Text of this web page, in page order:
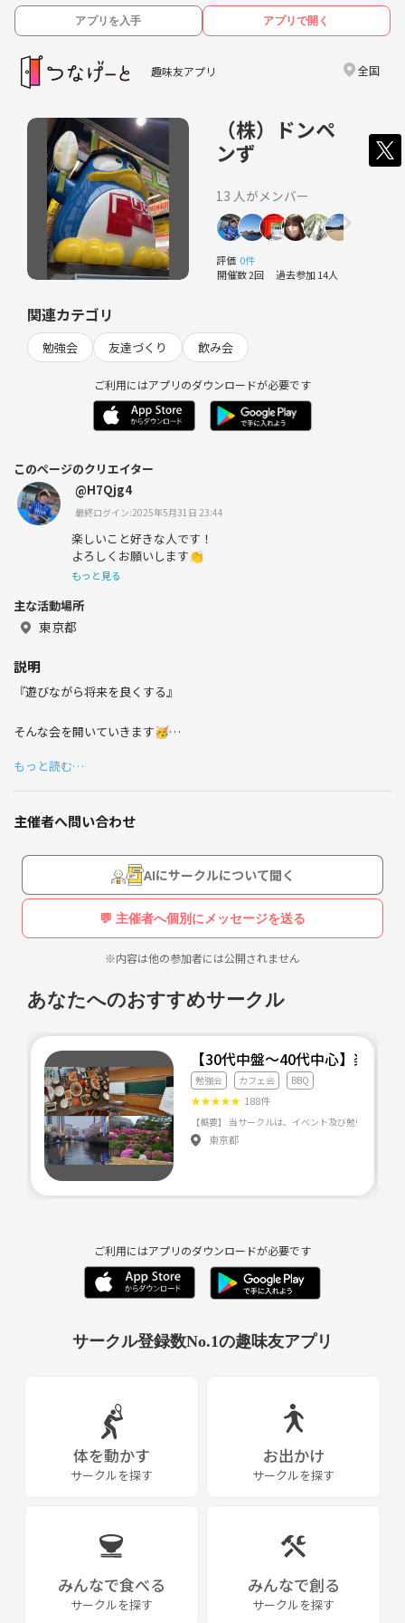
アプリを入手 アプリで開く
趣味友アプリ 全国
（株）ドンペ
ンず
13 人がメンバー
評価 0件
開催数 2回 過去参加 14人
関連カテゴリ
勉強会 友達づくり 飲み会
ご利用にはアプリのダウンロードが必要です
このページのクリエイター
@H7Qjg4
最終ログイン:2025年5月31日 23:44
楽しいこと好きな人です！
よろしくお願いします👏
もっと見る
主な活動場所
東京都
説明
『遊びながら将来を良くする』
そんな会を開いていきます🥳
自分自身色んなイベントを通じて楽しいの提供はもちろん
たくさんの学びを貰いました！
本当に良きご縁も頂いちゃいました☺️
皆様にもそんな気持ちをシェアしたいと思い、
イベントを企画して行きます👏
よろしくお願いしくお願いします✨
もっと読む…
主催者へ問い合わせ
AIにサークルについて聞く
💬 主催者へ個別にメッセージを送る
※内容は他の参加者には公開されません
あなたへのおすすめサークル
【30代中盤〜40代中心】楽学
勉強会 カフェ会 BBQ
★★★★★ 188件
東京都
ご利用にはアプリのダウンロードが必要です
サークル登録数No.1の趣味友アプリ
体を動かす
サークルを探す
お出かけ
サークルを探す
みんなで食べる
サークルを探す
みんなで創る
サークルを探す